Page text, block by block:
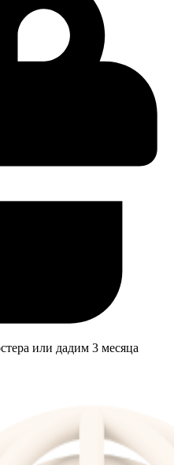
или дадим 3 месяца